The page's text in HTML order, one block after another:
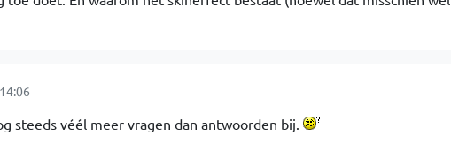
steeds véél meer vragen dan antwoorden bij.